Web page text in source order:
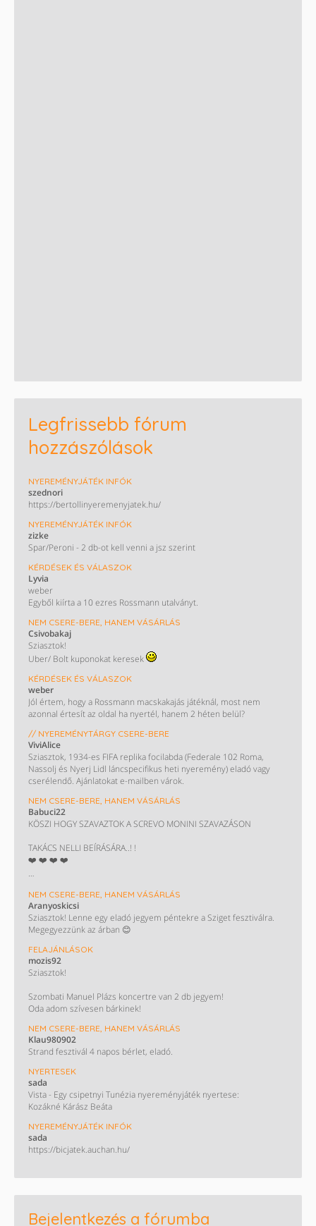
Legfrissebb fórum
hozzászólások
NYEREMÉNYJÁTÉK INFÓK
szednori
https://bertollinyeremenyjatek.hu/
NYEREMÉNYJÁTÉK INFÓK
zizke
Spar/Peroni - 2 db-ot kell venni a jsz szerint
KÉRDÉSEK ÉS VÁLASZOK
Lyvia
weber
Egyből kiírta a 10 ezres Rossmann utalványt.
NEM CSERE-BERE, HANEM VÁSÁRLÁS
Csivobakaj
Sziasztok!
Uber/ Bolt kuponokat keresek
KÉRDÉSEK ÉS VÁLASZOK
weber
Jól értem, hogy a Rossmann macskakajás játéknál, most nem
azonnal értesít az oldal ha nyertél, hanem 2 héten belül?
// NYEREMÉNYTÁRGY CSERE-BERE
ViviAlice
Sziasztok, 1934-es FIFA replika focilabda (Federale 102 Roma,
Nassolj és Nyerj Lidl láncspecifikus heti nyeremény) eladó vagy
cserélendő. Ajánlatokat e-mailben várok.
NEM CSERE-BERE, HANEM VÁSÁRLÁS
Babuci22
KÖSZI HOGY SZAVAZTOK A SCREVO MONINI SZAVAZÁSON
TAKÁCS NELLI BEÍRÁSÁRA..! !
❤️ ❤️ ❤️ ❤️
50000 értékben 2028 év vége a lejárat 1000.- os címletekben.
Csere is érdekel spar lidl tesco coop utikra leginkább...
Vagy mid lenne??
KERESEK DECATHLON UTALVÁNYT!!!!
ELADÓ:
---------------
- BOSCH konyhai robot
- BOSCH vezeték nélküli porszívó
- PHILIPS automata kávéfőző
- PHILIPS konyhai robot
- KRUPS AUTOMATA KÁVÉFŐZŐ
- KRUPS EA5028E0 teljesen automata italfőző/ 5féle italt készít /
NEM CSERE-BERE, HANEM VÁSÁRLÁS
Aranyoskicsi
Sziasztok! Lenne egy eladó jegyem péntekre a Sziget fesztiválra.
Megegyezzünk az árban 😊
FELAJÁNLÁSOK
mozis92
Sziasztok!
Szombati Manuel Plázs koncertre van 2 db jegyem!
Oda adom szívesen bárkinek!
NEM CSERE-BERE, HANEM VÁSÁRLÁS
Klau980902
Strand fesztivál 4 napos bérlet, eladó.
NYERTESEK
sada
Vista - Egy csipetnyi Tunézia nyereményjáték nyertese:
Kozákné Kárász Beáta
NYEREMÉNYJÁTÉK INFÓK
sada
https://bicjatek.auchan.hu/
Bejelentkezés a fórumba